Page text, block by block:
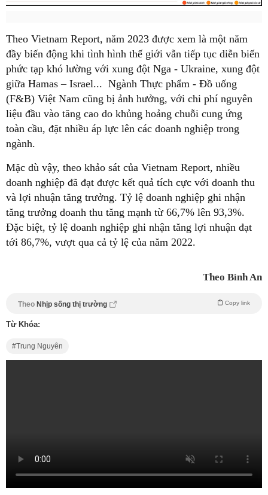
Theo Vietnam Report, năm 2023 được xem là một năm
đầy biến động khi tình hình thế giới vẫn tiếp tục diễn biến
phức tạp khó lường với xung đột Nga - Ukraine, xung đột
giữa Hamas – Israel... Ngành Thực phẩm - Đồ uống
(F&B) Việt Nam cũng bị ảnh hưởng, với chi phí nguyên
liệu đầu vào tăng cao do khủng hoảng chuỗi cung ứng
toàn cầu, đặt nhiều áp lực lên các doanh nghiệp trong
ngành.
Mặc dù vậy, theo khảo sát của Vietnam Report, nhiều
doanh nghiệp đã đạt được kết quả tích cực với doanh thu
và lợi nhuận tăng trưởng. Tỷ lệ doanh nghiệp ghi nhận
tăng trưởng doanh thu tăng mạnh từ 66,7% lên 93,3%.
Đặc biệt, tỷ lệ doanh nghiệp ghi nhận tăng lợi nhuận đạt
tới 86,7%, vượt qua cả tỷ lệ của năm 2022.
Theo Bình An
Theo Nhịp sống thị trường Copy link
Từ Khóa:
Trung Nguyên